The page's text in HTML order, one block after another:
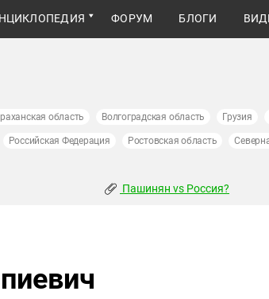
ФОРУМ БЛОГИ
область Волгоградская область Грузия
Российская Федерация Ростовская область
Пашинян vs Россия?